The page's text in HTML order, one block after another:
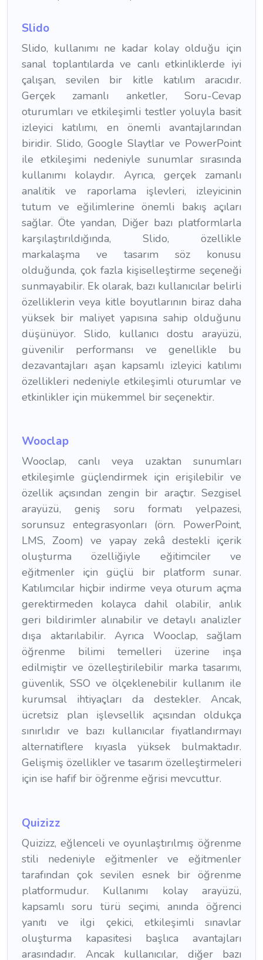
Slido
Slido, kullanımı ne kadar kolay olduğu için
sanal toplantılarda ve canlı etkinliklerde iyi
çalışan, sevilen bir kitle katılım aracıdır.
Gerçek zamanlı anketler, Soru-Cevap
oturumları ve etkileşimli testler yoluyla basit
izleyici katılımı, en önemli avantajlarından
biridir. Slido, Google Slaytlar ve PowerPoint
ile etkileşimi nedeniyle sunumlar sırasında
kullanımı kolaydır. Ayrıca, gerçek zamanlı
analitik ve raporlama işlevleri, izleyicinin
tutum ve eğilimlerine önemli bakış açıları
sağlar. Öte yandan, Diğer bazı platformlarla
karşılaştırıldığında, Slido, özellikle
markalaşma ve tasarım söz konusu
olduğunda, çok fazla kişiselleştirme seçeneği
sunmayabilir. Ek olarak, bazı kullanıcılar belirli
özelliklerin veya kitle boyutlarının biraz daha
yüksek bir maliyet yapısına sahip olduğunu
düşünüyor. Slido, kullanıcı dostu arayüzü,
güvenilir performansı ve genellikle bu
dezavantajları aşan kapsamlı izleyici katılımı
özellikleri nedeniyle etkileşimli oturumlar ve
etkinlikler için mükemmel bir seçenektir.
Wooclap
Wooclap, canlı veya uzaktan sunumları
etkileşimle güçlendirmek için erişilebilir ve
özellik açısından zengin bir araçtır. Sezgisel
arayüzü, geniş soru formatı yelpazesi,
sorunsuz entegrasyonları (örn. PowerPoint,
LMS, Zoom) ve yapay zekâ destekli içerik
oluşturma özelliğiyle eğitimciler ve
eğitmenler için güçlü bir platform sunar.
Katılımcılar hiçbir indirme veya oturum açma
gerektirmeden kolayca dahil olabilir, anlık
geri bildirimler alınabilir ve detaylı analizler
dışa aktarılabilir. Ayrıca Wooclap, sağlam
öğrenme bilimi temelleri üzerine inşa
edilmiştir ve özelleştirilebilir marka tasarımı,
güvenlik, SSO ve ölçeklenebilir kullanım ile
kurumsal ihtiyaçları da destekler. Ancak,
ücretsiz plan işlevsellik açısından oldukça
sınırlıdır ve bazı kullanıcılar fiyatlandırmayı
alternatiflere kıyasla yüksek bulmaktadır.
Gelişmiş özellikler ve tasarım özelleştirmeleri
için ise hafif bir öğrenme eğrisi mevcuttur.
Quizizz
Quizizz, eğlenceli ve oyunlaştırılmış öğrenme
stili nedeniyle eğitmenler ve eğitmenler
tarafından çok sevilen esnek bir öğrenme
platformudur. Kullanımı kolay arayüzü,
kapsamlı soru türü seçimi, anında öğrenci
yanıtı ve ilgi çekici, etkileşimli sınavlar
oluşturma kapasitesi başlıca avantajları
arasındadır. Ancak kullanıcılar, diğer bazı